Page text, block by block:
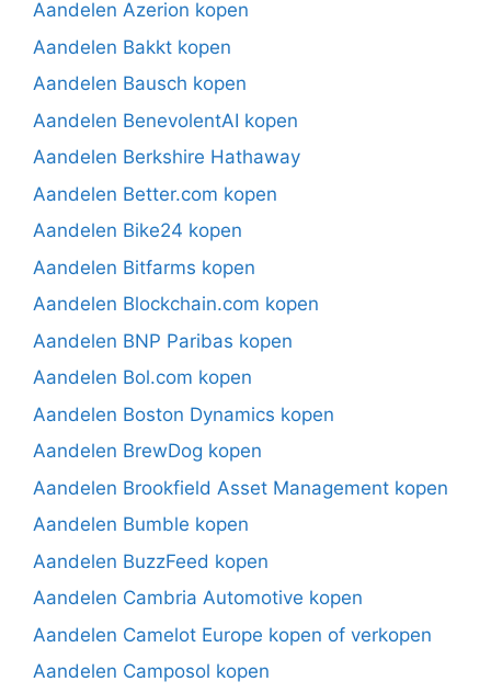
Aandelen Azerion kopen
Aandelen Bakkt kopen
Aandelen Bausch kopen
Aandelen BenevolentAI kopen
Aandelen Berkshire Hathaway
Aandelen Better.com kopen
Aandelen Bike24 kopen
Aandelen Bitfarms kopen
Aandelen Blockchain.com kopen
Aandelen BNP Paribas kopen
Aandelen Bol.com kopen
Aandelen Boston Dynamics kopen
Aandelen BrewDog kopen
Aandelen Brookfield Asset Management kopen
Aandelen Bumble kopen
Aandelen BuzzFeed kopen
Aandelen Cambria Automotive kopen
Aandelen Camelot Europe kopen of verkopen
Aandelen Camposol kopen